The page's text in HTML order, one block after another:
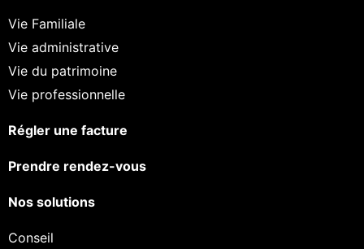
Vie Familiale
Vie administrative
Vie du patrimoine
Vie professionnelle
Régler une facture
Prendre rendez-vous
Nos solutions
Conseil